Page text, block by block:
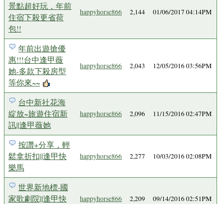
景點超好玩，年前
住宿下殺更省荷
包!!
happyhorse866 2,144 01/06/2017 04:14PM
年前出遊搶優
惠!!!台中逢甲薇
她-多款下殺房型
等你來~~
happyhorse866 2,043 12/05/2016 03:56PM
台中新社花海
綻放~旅遊住宿新
訊||逢甲薇她
happyhorse866 2,096 11/15/2016 02:47PM
按讚+分享，輕
鬆拿折扣||逢甲快
樂馬
happyhorse866 2,277 10/03/2016 02:08PM
世界新地標-國
家歌劇院||逢甲快
happyhorse866 2,209 09/14/2016 02:51PM